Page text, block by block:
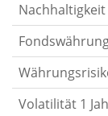
Nachhaltigkeit
Volatilität 1